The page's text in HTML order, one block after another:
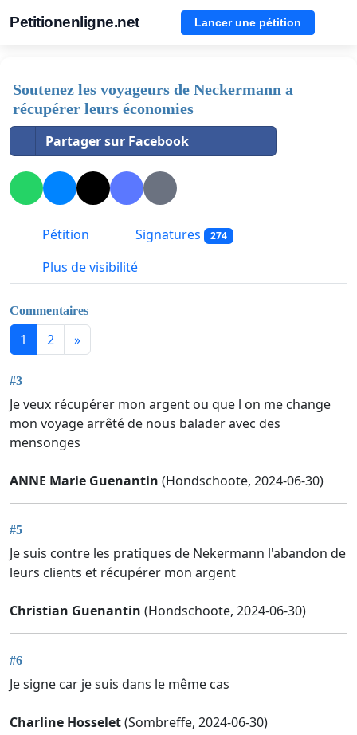
Petitionenligne.net Lancer une pétition
Soutenez les voyageurs de Neckermann a
récupérer leurs économies
Partager sur Facebook
Pétition Signatures 274
Plus de visibilité
Commentaires
1 2 »
#3
Je veux récupérer mon argent ou que l on me change
mon voyage arrêté de nous balader avec des
mensonges
ANNE Marie Guenantin (Hondschoote, 2024-06-30)
#5
Je suis contre les pratiques de Nekermann l'abandon de
leurs clients et récupérer mon argent
Christian Guenantin (Hondschoote, 2024-06-30)
#6
Je signe car je suis dans le même cas
Charline Hosselet(Sombreffe, 2024-06-30)